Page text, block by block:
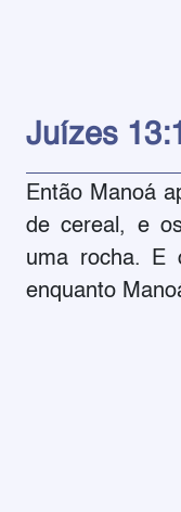
Juízes
Então Manoá
de cereal, e
uma rocha. E
enquanto